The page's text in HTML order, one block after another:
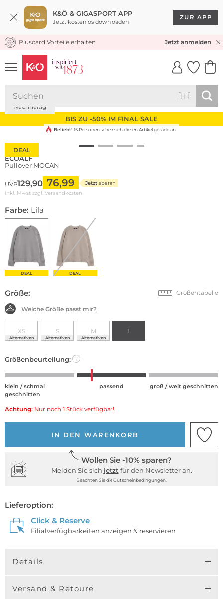
K&Ö & GIGASPORT APP
Jetzt kostenlos downloaden
ZUR APP
KOSTENLOSER VERSAND* & RÜCKVERSAND
Pluscard Vorteile erhalten Jetzt anmelden
UNSERE APP
CLICK &
BIS ZU -50% IM FINAL SALE
DEAL
Nachhaltig
Beliebt! 15 Personen sehen sich diesen Artikel gerade an
ECOALF
Pullover MOCAN
UVP129,90 76,99 Jetzt sparen
inkl. Mwst zzgl. Versandkosten
Farbe: Lila
DEAL DEAL
Größe: Größentabelle
Welche Größe passt mir?
XS
Alternativen
S
Alternativen
M
Alternativen
L
Größenbeurteilung: ?
klein / schmal
geschnitten
passend groß / weit geschnitten
Achtung: Nur noch 1 Stück verfügbar!
IN DEN WARENKORB
Wollen Sie -10% sparen?
Melden Sie sich jetzt für den Newsletter an.
Beachten Sie die Gutscheinbedingungen.
Lieferoption:
Click & Reserve
Filialverfügbarkeiten anzeigen & reservieren
Details
Versand & Retoure